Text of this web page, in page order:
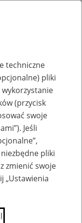
pracy
techniczne
pliki
wykorzystanie
(przycisk
swoje
Jeśli
pliki
zmienić swoje
„Ustawienia